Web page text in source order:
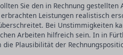
Sie den in Rechnung
Leistungen realistisch
Bei Unstimmigkeiten
Arbeiten hilfreich sein. In in
die Plausibilität der